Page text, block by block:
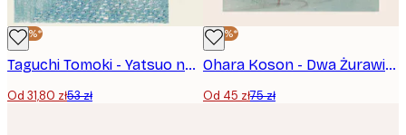
-40%*
Taguchi Tomoki - Yatsuo no Tsubaki Plakat
Od 31,80 zł53 zł
-40%*
Ohara Koson - Dwa Żurawie Plakat
Od 45 zł75 zł